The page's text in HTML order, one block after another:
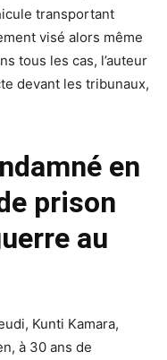
transportant
visé alors même
tous les cas, l’auteur
devant les tribunaux,
en
prison
au
Kunti Kamara,
à 30 ans de